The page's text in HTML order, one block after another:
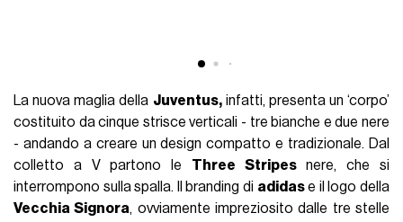
La nuova maglia della Juventus,infatti, presenta un ‘corpo’
costituito da cinque strisce verticali - tre bianche e due nere
- andando a creare un design compatto e tradizionale. Dal
colletto a V partono le Three Stripesnere, che si
interrompono sulla spalla. Il branding di adidase il logo della
Vecchia Signora, ovviamente impreziosito dalle tre stelle